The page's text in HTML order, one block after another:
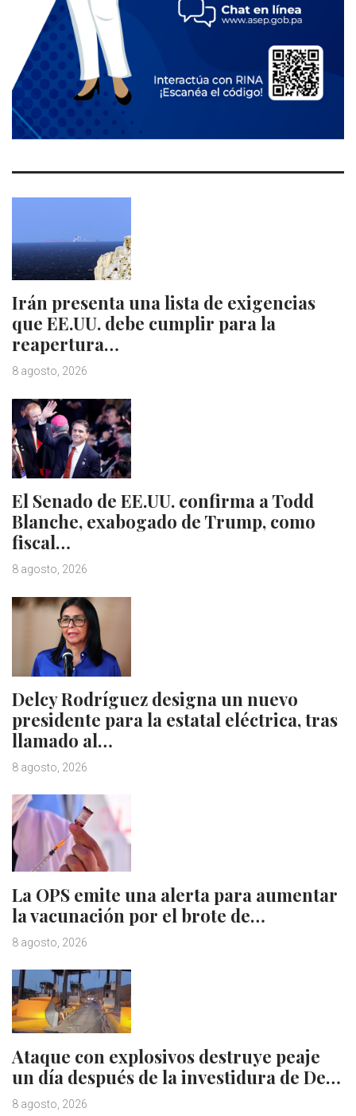
Irán presenta una lista de exigencias
que EE.UU. debe cumplir para la
reapertura…
8 agosto, 2026
El Senado de EE.UU. confirma a Todd
Blanche, exabogado de Trump, como
fiscal…
8 agosto, 2026
Delcy Rodríguez designa un nuevo
presidente para la estatal eléctrica, tras
llamado al…
8 agosto, 2026
La OPS emite una alerta para aumentar
la vacunación por el brote de…
8 agosto, 2026
Ataque con explosivos destruye peaje
un día después de la investidura de De…
8 agosto, 2026